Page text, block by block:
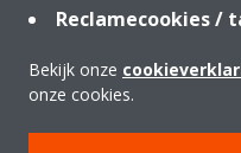
Reclamecookies /
Bekijk onze
onze cookies.